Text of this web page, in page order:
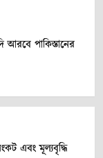
পাকিস্তানের
এবং মূল্যবৃদ্ধি